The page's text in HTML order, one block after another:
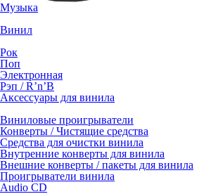
Музыка
Винил
Рок
Поп
Электронная
Рэп / R’n’B
Аксессуары для винила
Виниловые проигрыватели
Конверты / Чистящие средства
Средства для очистки винила
Внутренние конверты для винила
Внешние конверты / пакеты для винила
Проигрыватели винила
Audio CD